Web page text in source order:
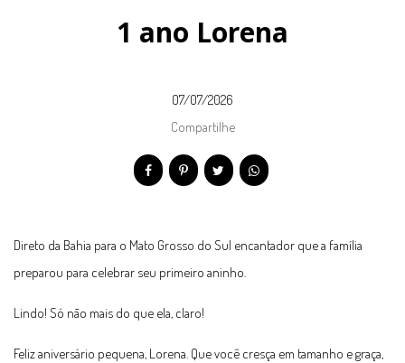
1 ano Lorena
07/07/2026
Compartilhe
Direto da Bahia para o Mato Grosso do Sul encantador que a família
preparou para celebrar seu primeiro aninho.
Lindo! Só não mais do que ela, claro!
Feliz aniversário pequena, Lorena. Que você cresça em tamanho e graça,